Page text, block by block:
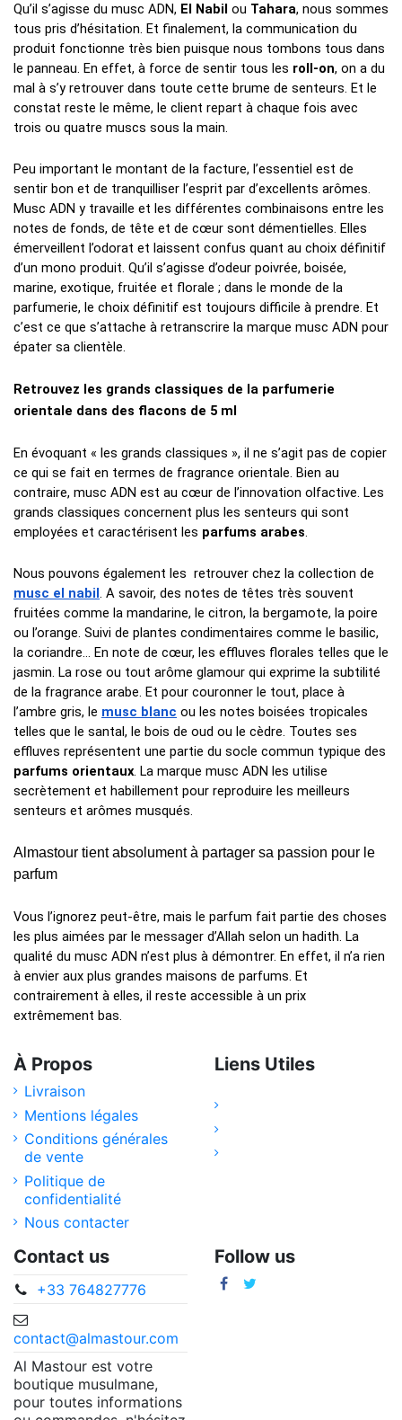
Qu’il s’agisse du musc ADN, El Nabil ou Tahara, nous sommes
tous pris d’hésitation. Et finalement, la communication du
produit fonctionne très bien puisque nous tombons tous dans
le panneau. En effet, à force de sentir tous les roll-on, on a du
mal à s’y retrouver dans toute cette brume de senteurs. Et le
constat reste le même, le client repart à chaque fois avec
trois ou quatre muscs sous la main.
Peu important le montant de la facture, l’essentiel est de
sentir bon et de tranquilliser l’esprit par d’excellents arômes.
Musc ADN y travaille et les différentes combinaisons entre les
notes de fonds, de tête et de cœur sont démentielles. Elles
émerveillent l’odorat et laissent confus quant au choix définitif
d’un mono produit. Qu’il s’agisse d’odeur poivrée, boisée,
marine, exotique, fruitée et florale ; dans le monde de la
parfumerie, le choix définitif est toujours difficile à prendre. Et
c’est ce que s’attache à retranscrire la marque musc ADN pour
épater sa clientèle.
Retrouvez les grands classiques de la parfumerie
orientale dans des flacons de 5 ml
En évoquant « les grands classiques », il ne s’agit pas de copier
ce qui se fait en termes de fragrance orientale. Bien au
contraire, musc ADN est au cœur de l’innovation olfactive. Les
grands classiques concernent plus les senteurs qui sont
employées et caractérisent les parfums arabes.
musc el nabil . A savoir, des notes de têtes très souvent
fruitées comme la mandarine, le citron, la bergamote, la poire
ou l’orange. Suivi de plantes condimentaires comme le basilic,
la coriandre… En note de cœur, les effluves florales telles que le
jasmin. La rose ou tout arôme glamour qui exprime la subtilité
de la fragrance arabe. Et pour couronner le tout, place à
l’ambre gris, le musc blanc ou les notes boisées tropicales
telles que le santal, le bois de oud ou le cèdre. Toutes ses
parfums orientaux. La marque musc ADN les utilise
secrètement et habillement pour reproduire les meilleurs
senteurs et arômes musqués.
Almastour tient absolument à partager sa passion pour le
parfum
Vous l’ignorez peut-être, mais le parfum fait partie des choses
les plus aimées par le messager d’Allah selon un hadith. La
qualité du musc ADN n’est plus à démontrer. En effet, il n’a rien
à envier aux plus grandes maisons de parfums. Et
contrairement à elles, il reste accessible à un prix
extrêmement bas.
À Propos
Livraison
Mentions légales
Conditions générales
de vente
Politique de
confidentialité
Nous contacter
Liens Utiles
Contact us
+33 764827776
contact@almastour.com
Al Mastour est votre
boutique musulmane,
pour toutes informations
Follow us